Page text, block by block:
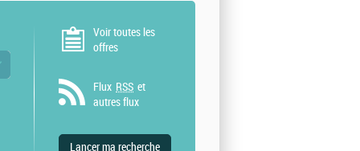
Voir toutes les
offres
Flux RSS et
autres flux